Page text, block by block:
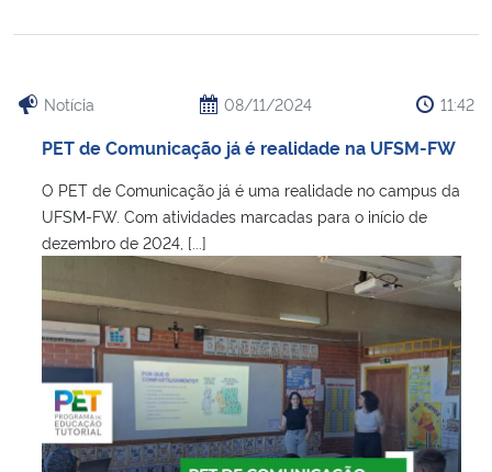
Notícia 08/11/2024 11:42
PET de Comunicação já é realidade na UFSM-FW
O PET de Comunicação já é uma realidade no campus da
UFSM-FW. Com atividades marcadas para o início de
dezembro de 2024, [...]